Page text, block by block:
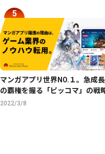
マンガアプリ世界NO.１。急成
の覇権を握る「ピッコマ」の戦
2022/3/8